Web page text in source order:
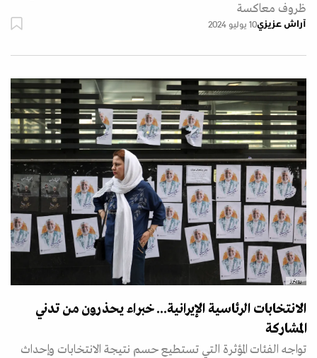
ظروف معاكسة
آراش عزيزي10 يوليو 2024
رويترز
الانتخابات الرئاسية الإيرانية... خبراء يحذرون من تدني
المشاركة
تواجه الفئات المؤثرة التي تستطيع حسم نتيجة الانتخابات وإحداث